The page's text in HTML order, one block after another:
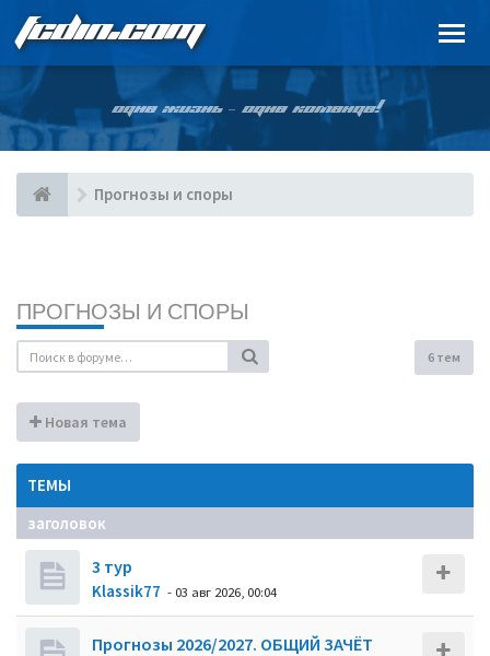
FCDIN.COM
ОДНА ЖИЗНЬ – ОДНА КОМАНДА!
Прогнозы и споры
ПРОГНОЗЫ И СПОРЫ
6 тем
Новая тема
ТЕМЫ
заголовок
3 тур
Klassik77 - 03 авг 2026, 00:04
Прогнозы 2026/2027. ОБЩИЙ ЗАЧЁТ